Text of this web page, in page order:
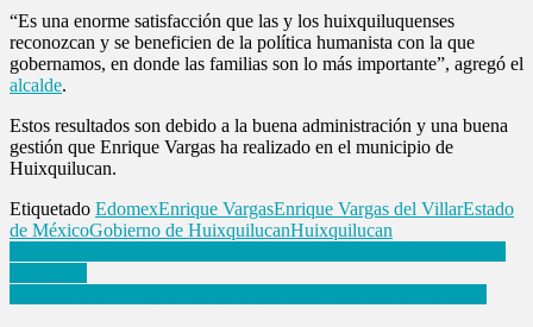
“Es una enorme satisfacción que las y los huixquiluquenses
reconozcan y se beneficien de la política humanista con la que
gobernamos, en donde las familias son lo más importante”, agregó el
alcalde.
Estos resultados son debido a la buena administración y una buena
gestión que Enrique Vargas ha realizado en el municipio de
Huixquilucan.
Etiquetado EdomexEnrique VargasEnrique Vargas del VillarEstado
de MéxicoGobierno de HuixquilucanHuixquilucan
Navegación
de